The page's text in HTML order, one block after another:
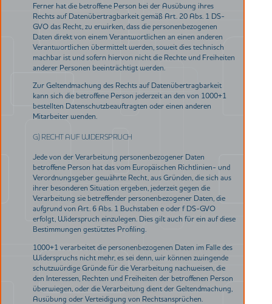
Ferner hat die betroffene Person bei der Ausübung ihres
Rechts auf Datenübertragbarkeit gemäß Art. 20 Abs. 1 DS-
GVO das Recht, zu erwirken, dass die personenbezogenen
Daten direkt von einem Verantwortlichen an einen anderen
Verantwortlichen übermittelt werden, soweit dies technisch
machbar ist und sofern hiervon nicht die Rechte und Freiheiten
anderer Personen beeinträchtigt werden.
Zur Geltendmachung des Rechts auf Datenübertragbarkeit
kann sich die betroffene Person jederzeit an den von 1000+1
bestellten Datenschutzbeauftragten oder einen anderen
Mitarbeiter wenden.
G) RECHT AUF WIDERSPRUCH
Jede von der Verarbeitung personenbezogener Daten
betroffene Person hat das vom Europäischen Richtlinien- und
Verordnungsgeber gewährte Recht, aus Gründen, die sich aus
ihrer besonderen Situation ergeben, jederzeit gegen die
Verarbeitung sie betreffender personenbezogener Daten, die
aufgrund von Art. 6 Abs. 1 Buchstaben e oder f DS-GVO
erfolgt, Widerspruch einzulegen. Dies gilt auch für ein auf diese
Bestimmungen gestütztes Profiling.
1000+1 verarbeitet die personenbezogenen Daten im Falle des
Widerspruchs nicht mehr, es sei denn, wir können zwingende
schutzwürdige Gründe für die Verarbeitung nachweisen, die
den Interessen, Rechten und Freiheiten der betroffenen Person
überwiegen, oder die Verarbeitung dient der Geltendmachung,
Ausübung oder Verteidigung von Rechtsansprüchen.